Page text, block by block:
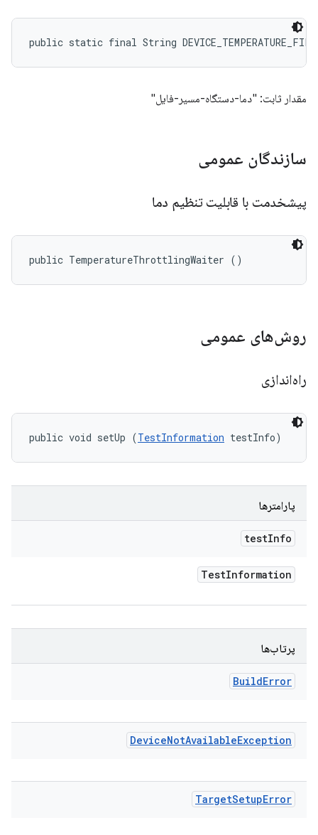
public static final String
مقدار ثابت: "دما-دستگاه-مسیر-فایل"
سازندگان عمومی
پیشخدمت با قابلیت تنظیم دما
public TemperatureThrottlingWaiter ()
روش‌های عمومی
راه‌اندازی
public void setUp (TestInformation testInfo)
پارامترها
testInfo
TestInformation
پرتاب‌ها
BuildError
DeviceNotAvailableException
TargetSetupError